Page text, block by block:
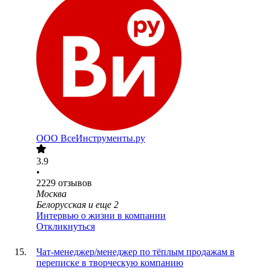
ООО ВсеИнструменты.ру
3.9
•
2229 отзывов
Москва
Белорусская и еще 2
Интервью о жизни в компании
Откликнуться
Чат-менеджер/менеджер по тёплым продажам в
переписке в творческую компанию